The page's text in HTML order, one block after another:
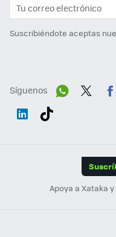
Suscribiéndote aceptas
Síguenos
Apoya a Xataka